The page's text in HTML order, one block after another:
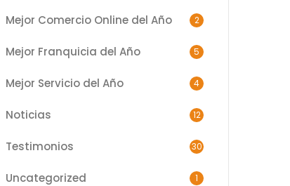
Mejor Comercio Online del Año 2
Mejor Franquicia del Año 5
Mejor Servicio del Año 4
Noticias 12
Testimonios 30
Uncategorized 1